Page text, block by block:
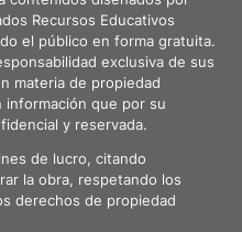
Recursos Educativos
el público en forma gratuita.
exclusiva de sus
materia de propiedad
información que por su
y reservada.
de lucro, citando
la obra, respetando los
derechos de propiedad